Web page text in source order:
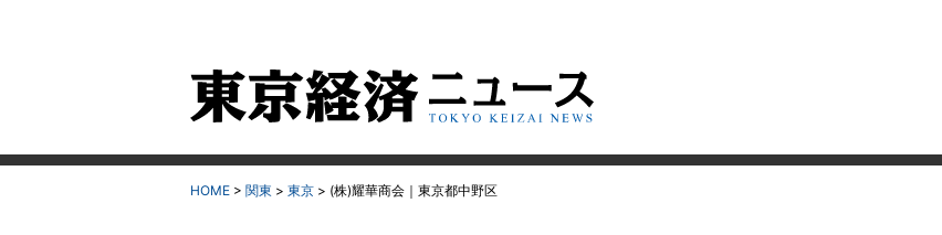
HOME > 関東 > 東京 > (株)耀華商会｜東京都中野区